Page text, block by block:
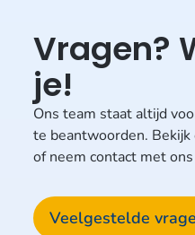
Vragen?
je!
Ons team staat altijd
te beantwoorden.
of neem contact met
Veelgestelde